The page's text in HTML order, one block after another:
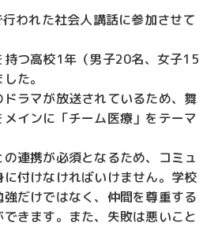
われた社会人講話に参加させて
持つ高校1年（男子20名、女子15
た。
ラマが放送されているため、舞
インに「チーム医療」をテーマ
連携が必須となるため、コミュ
付けなければいけません。学校
だけではなく、仲間を尊重する
きます。また、失敗は悪いこと